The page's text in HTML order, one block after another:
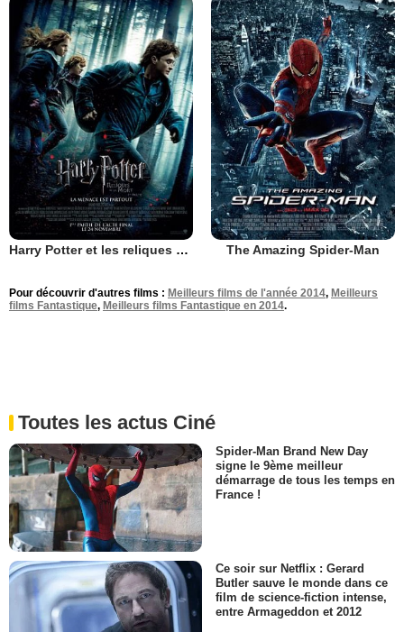
Harry Potter et les reliques de la mort - partie 1 The Amazing Spider-Man
Pour découvrir d'autres films : Meilleurs films de l'année 2014, Meilleurs
films Fantastique, Meilleurs films Fantastique en 2014.
Toutes les actus Ciné
Spider-Man Brand New Day
signe le 9ème meilleur
démarrage de tous les temps en
France !
Ce soir sur Netflix : Gerard
Butler sauve le monde dans ce
film de science-fiction intense,
entre Armageddon et 2012